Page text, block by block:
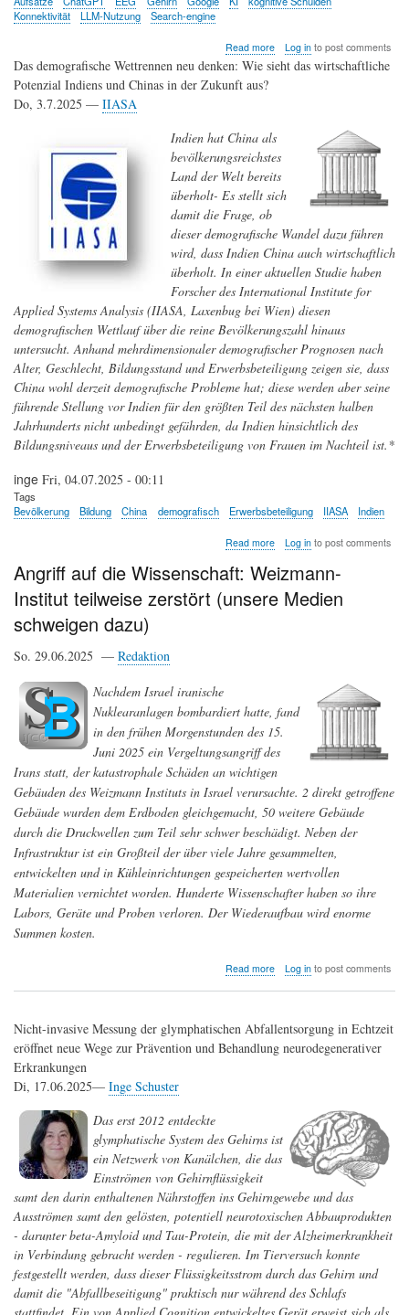
Konnektivität
LLM-Nutzung Search-engine
Read moreabout
Macht
uns
denkfaul?
Log into post comments
Das demografische Wettrennen neu denken: Wie sieht das wirtschaftliche
Potenzial Indiens und Chinas in der Zukunft aus?
Do, 3.7.2025 — IIASA
Indien hat China als
bevölkerungsreichstes
Land der Welt bereits
überholt- Es stellt sich
damit die Frage, ob
dieser demografische Wandel dazu führen
wird, dass Indien China auch wirtschaftlich
überholt. In einer aktuellen Studie haben
Forscher des International Institute for
Applied Systems Analysis (IIASA, Laxenbug bei Wien) diesen
demografischen Wettlauf über die reine Bevölkerungszahl hinaus
untersucht. Anhand mehrdimensionaler demografischer Prognosen nach
Alter, Geschlecht, Bildungsstand und Erwerbsbeteiligung zeigen sie, dass
China wohl derzeit demografische Probleme hat; diese werden aber seine
führende Stellung vor Indien für den größten Teil des nächsten halben
Jahrhunderts nicht unbedingt gefährden, da Indien hinsichtlich des
Bildungsniveaus und der Erwerbsbeteiligung von Frauen im Nachteil ist.*
inge Fri, 04.07.2025 - 00:11
Tags
Bevölkerung
Bildung China demografisch Erwerbsbeteiligung IIASA Indien
Read moreabout
demografische
Wettrennen
neu
und
Chinas
der
Zukunft
aus?
Log into post comments
Angriff auf die Wissenschaft: Weizmann-
Institut teilweise zerstört (unsere Medien
schweigen dazu)
So. 29.06.2025 — Redaktion
Nachdem Israel iranische
Nuklearanlagen bombardiert hatte, fand
in den frühen Morgenstunden des 15.
Juni 2025 ein Vergeltungsangriff des
Irans statt, der katastrophale Schäden an wichtigen
Gebäuden des Weizmann Instituts in Israel verursachte. 2 direkt getroffene
Gebäude wurden dem Erdboden gleichgemacht, 50 weitere Gebäude
durch die Druckwellen zum Teil sehr schwer beschädigt. Neben der
Infrastruktur ist ein Großteil der über viele Jahre gesammelten,
entwickelten und in Kühleinrichtungen gespeicherten wertvollen
Materialien vernichtet worden. Hunderte Wissenschafter haben so ihre
Labors, Geräte und Proben verloren. Der Wiederaufbau wird enorme
Summen kosten.
Read moreabout
Wissenschaft:
Weizmann-
Institut
Medien
schweigen
dazu)
Log into post comments
Nicht-invasive Messung der glymphatischen Abfallentsorgung in Echtzeit
eröffnet neue Wege zur Prävention und Behandlung neurodegenerativer
Erkrankungen
Di, 17.06.2025— Inge Schuster
Das erst 2012 entdeckte
glymphatische System des Gehirns ist
ein Netzwerk von Kanälchen, die das
Einströmen von Gehirnflüssigkeit
samt den darin enthaltenen Nährstoffen ins Gehirngewebe und das
Ausströmen samt den gelösten, potentiell neurotoxischen Abbauprodukten
- darunter beta-Amyloid und Tau-Protein, die mit der Alzheimerkrankheit
in Verbindung gebracht werden - regulieren. Im Tierversuch konnte
festgestellt werden, dass dieser Flüssigkeitsstrom durch das Gehirn und
damit die "Abfallbeseitigung" praktisch nur während des Schlafs